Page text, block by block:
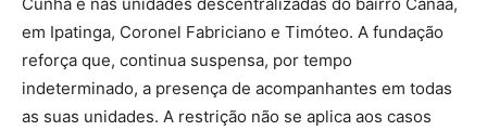
Cunha e nas unidades descentralizadas do bairro Canaã,
em Ipatinga, Coronel Fabriciano e Timóteo. A fundação
reforça que, continua suspensa, por tempo
indeterminado, a presença de acompanhantes em todas
as suas unidades. A restrição não se aplica aos casos